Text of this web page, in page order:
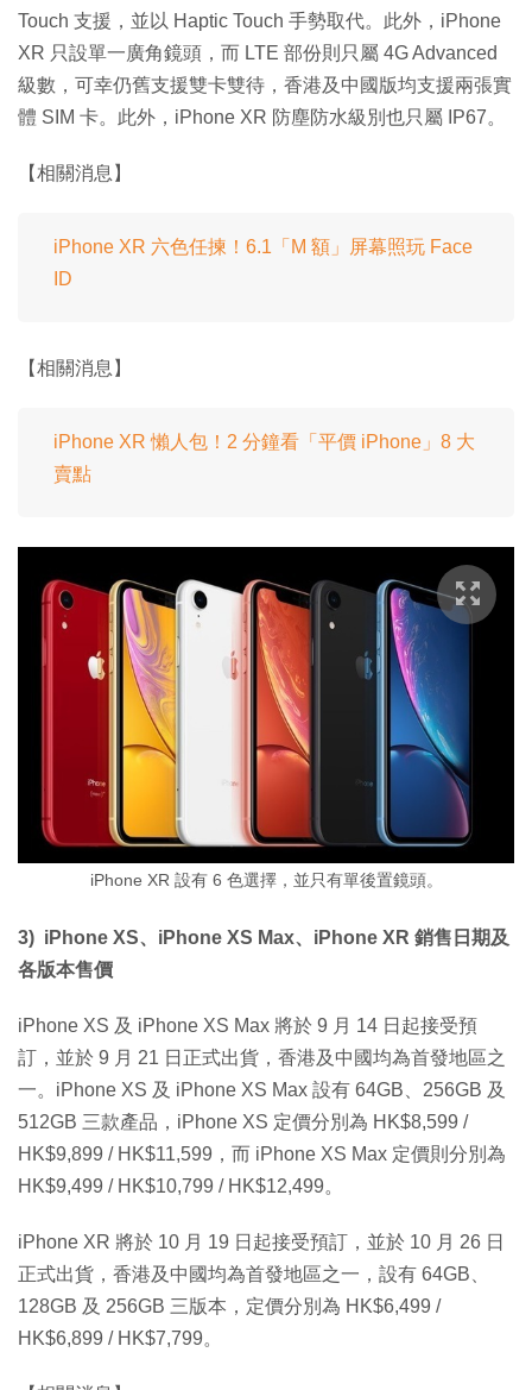
Touch 支援，並以 Haptic Touch 手勢取代。此外，iPhone
XR 只設單一廣角鏡頭，而 LTE 部份則只屬 4G Advanced
級數，可幸仍舊支援雙卡雙待，香港及中國版均支援兩張實
體 SIM 卡。此外，iPhone XR 防塵防水級別也只屬 IP67。
【相關消息】
iPhone XR 六色任揀！6.1「M 額」屏幕照玩 Face
ID
【相關消息】
iPhone XR 懶人包！2 分鐘看「平價 iPhone」8 大
賣點
iPhone XR 設有 6 色選擇，並只有單後置鏡頭。
3) iPhone XS、iPhone XS Max、iPhone XR 銷售日期及
各版本售價
iPhone XS 及 iPhone XS Max 將於 9 月 14 日起接受預
訂，並於 9 月 21 日正式出貨，香港及中國均為首發地區之
一。iPhone XS 及 iPhone XS Max 設有 64GB、256GB 及
512GB 三款產品，iPhone XS 定價分別為 HK$8,599 /
HK$9,899 / HK$11,599，而 iPhone XS Max 定價則分別為
HK$9,499 / HK$10,799 / HK$12,499。
iPhone XR 將於 10 月 19 日起接受預訂，並於 10 月 26 日
正式出貨，香港及中國均為首發地區之一，設有 64GB、
128GB 及 256GB 三版本，定價分別為 HK$6,499 /
HK$6,899 / HK$7,799。